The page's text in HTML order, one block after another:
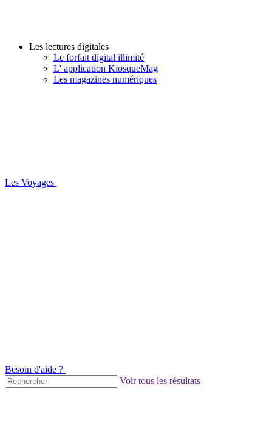
Les lectures digitales
Le forfait digital illimité
L' application KiosqueMag
Les magazines numériques
Les Voyages
Besoin d'aide ?
Voir tous les résultats